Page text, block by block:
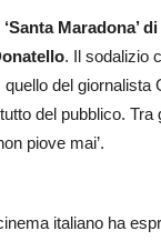
Maradona’
. Il sodalizio
del giornalista
del pubblico. Tra
piove mai’.
italiano ha